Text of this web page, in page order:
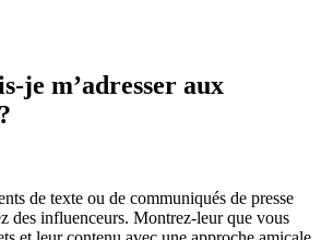
je m’adresser aux
de texte ou de communiqués de presse
des influenceurs. Montrez-leur que vous